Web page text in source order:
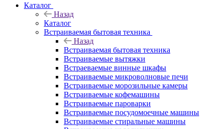
Каталог
Назад
Каталог
Встраиваемая бытовая техника
Назад
Встраиваемая бытовая техника
Встраиваемые вытяжки
Встраеваемые винные шкафы
Встраиваемые микроволновые печи
Встраиваемые морозильные камеры
Встраиваемые кофемашины
Встраиваемые пароварки
Встраиваемые посудомоечные машины
Встраиваемые стиральные машины